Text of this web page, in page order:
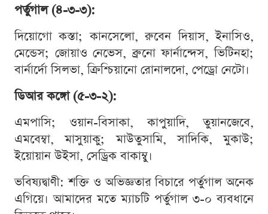
পর্তুগাল (৪-৩-৩):
দিয়োগো কস্তা; কানসেলো, রুবেন দিয়াস, ইনাসিও,
মেন্ডেস; জোয়াও নেভেস, ব্রুনো ফার্নান্দেস, ভিটিনহা;
বার্নার্দো সিলভা, ক্রিশ্চিয়ানো রোনালদো, পেড্রো নেটো।
ডিআর কঙ্গো (৫-৩-২):
এমপাসি; ওয়ান-বিসাকা, কাপুয়াদি, তুয়ানজেবে,
এমবেম্বা, মাসুয়াকু; মাউতুসামি, সাদিকি, মুকাউ;
ইয়োয়ান উইসা, সেড্রিক বাকাম্বু।
ভবিষ্যদ্বাণী: শক্তি ও অভিজ্ঞতার বিচারে পর্তুগাল অনেক
এগিয়ে। আমাদের মতে ম্যাচটি পর্তুগাল ৩-০ ব্যবধানে